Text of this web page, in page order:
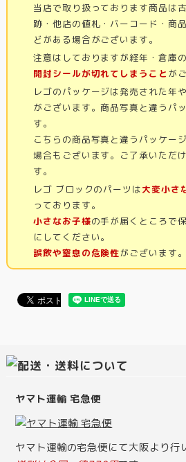
当店で取り扱っております商品は
跡・他店の値札・バーコード・商
どがある場合がございます。
注意はしておりますが経年・倉庫
開封シールが切れてしまうこと が
レゴのパッケージは発売された年
がございます。商品写真と違うパ
す。
こちらの商品写真と違うパッケー
場合もございます。ご了承いただ
す。
レゴ ブロックのパーツは大変小さ
っております。
小さなお子様の手が届くところで
にしてください。
誤飲や窒息の危険性がございます。
ヤマト運輸 宅急便
ヤマト運輸の宅急便にて大阪より行